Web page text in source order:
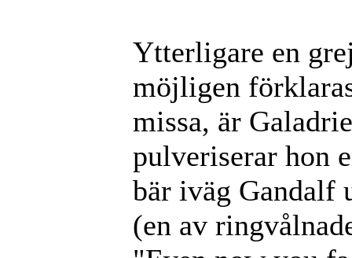
Ytterligare en
möjligen
missa, är
pulveriserar hon
bär iväg Gandalf
(en av